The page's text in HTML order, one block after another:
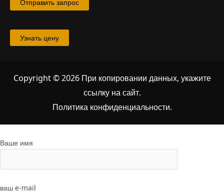
Отправить запрос
Узнать цену
Copyright © 2026 При копировании данных, укажите
ссылку на сайт.
Политика конфиденциальности.
Ваше имя
ваш e-mail